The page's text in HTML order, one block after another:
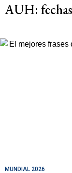
AUH:
MUNDIAL 2026